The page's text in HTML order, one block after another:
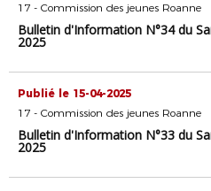
17 - Commission des jeunes Roanne
Bulletin d'Information N°34 du
2025
Publié le 15-04-2025
17 - Commission des jeunes Roanne
Bulletin d'Information N°33 du
2025